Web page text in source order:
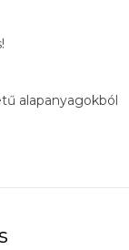
alapanyagokból